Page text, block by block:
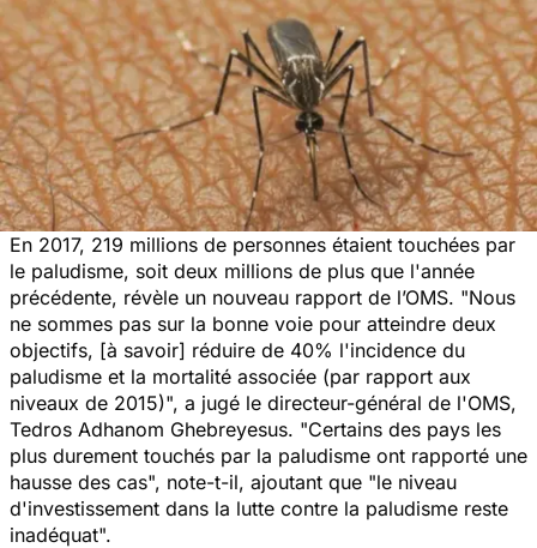
En 2017, 219 millions de personnes étaient touchées par
le paludisme, soit deux millions de plus que l'année
précédente, révèle un nouveau rapport de l’OMS. "Nous
ne sommes pas sur la bonne voie pour atteindre deux
objectifs, [à savoir] réduire de 40% l'incidence du
paludisme et la mortalité associée (par rapport aux
niveaux de 2015)", a jugé le directeur-général de l'OMS,
Tedros Adhanom Ghebreyesus. "Certains des pays les
plus durement touchés par la paludisme ont rapporté une
hausse des cas", note-t-il, ajoutant que "le niveau
d'investissement dans la lutte contre la paludisme reste
inadéquat".